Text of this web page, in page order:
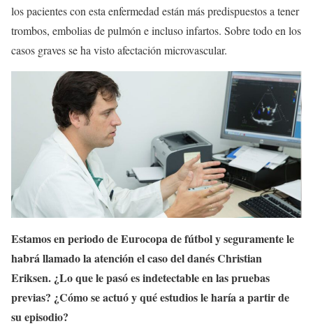
los pacientes con esta enfermedad están más predispuestos a tener
trombos, embolias de pulmón e incluso infartos. Sobre todo en los
casos graves se ha visto afectación microvascular.
Estamos en periodo de Eurocopa de fútbol y seguramente le
habrá llamado la atención el caso del danés Christian
Eriksen. ¿Lo que le pasó es indetectable en las pruebas
previas? ¿Cómo se actuó y qué estudios le haría a partir de
su episodio?